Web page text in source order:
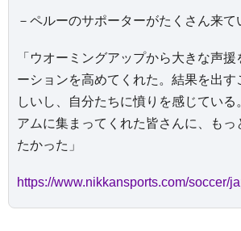
－ペルーのサポーターがたくさん来て
「ウオーミングアップから大きな声
ーションを高めてくれた。結果を出す
しいし、自分たちに憤りを感じている
アムに集まってくれた皆さんに、もっ
たかった」